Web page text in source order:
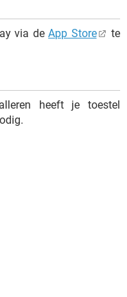
via deApp Store
te
heeft je toestel